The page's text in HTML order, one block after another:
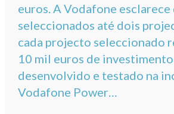
euros. A Vodafone esclarece
seleccionados até dois
cada projecto seleccionado
10 mil euros de investimento
desenvolvido e testado na
Vodafone Power…